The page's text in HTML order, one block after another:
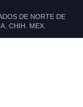
DE NORTE DE
CHIH. MEX.